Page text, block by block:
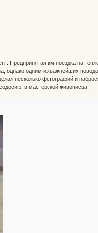
Предпринятая им поездка на
однако одним из важнейших
несколько фотографий и
в мастерской живописца.